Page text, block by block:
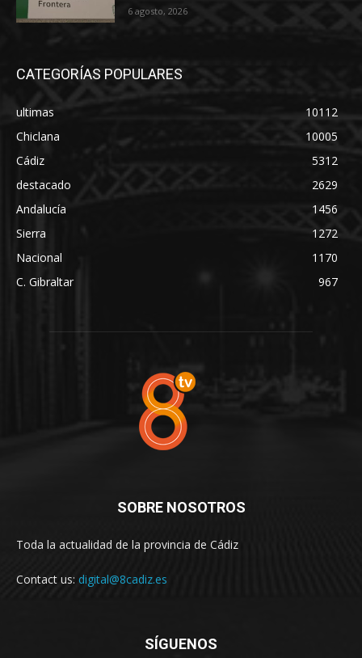
6 agosto, 2026
CATEGORÍAS POPULARES
ultimas
10112
Chiclana
10005
Cádiz
5312
destacado
2629
Andalucía
1456
Sierra
1272
Nacional
1170
C. Gibraltar
967
SOBRE NOSOTROS
Toda la actualidad de la provincia de Cádiz
Contact us: digital@8cadiz.es
SÍGUENOS